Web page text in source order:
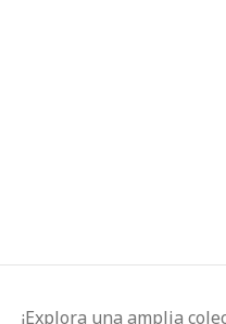
¡Explora una amplia